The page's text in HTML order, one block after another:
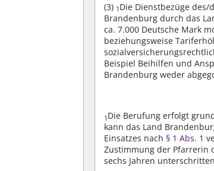
(3) 1 Die Dienstbezüge
Brandenburg durch das
ca. 7.000 Deutsche Mark
beziehungsweise
Beispiel Beihilfen und
Brandenburg weder
1 Die Berufung erfolgt
kann das Land
Einsatzes nach § 1 Abs. 1
Zustimmung der Pfarrerin
sechs Jahren